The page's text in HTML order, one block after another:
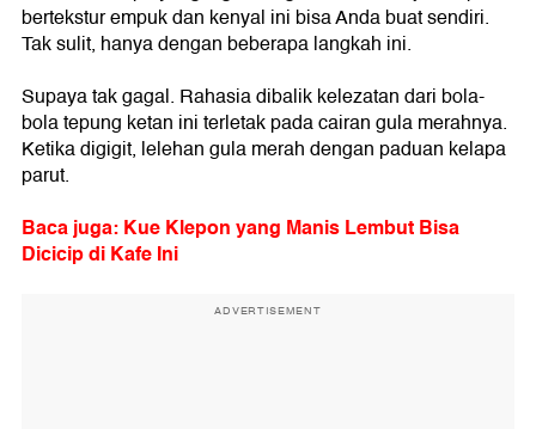
bertekstur empuk dan kenyal ini bisa Anda buat sendiri.
Tak sulit, hanya dengan beberapa langkah ini.
Supaya tak gagal. Rahasia dibalik kelezatan dari bola-
bola tepung ketan ini terletak pada cairan gula merahnya.
Ketika digigit, lelehan gula merah dengan paduan kelapa
parut.
Baca juga: Kue Klepon yang Manis Lembut Bisa
Dicicip di Kafe Ini
ADVERTISEMENT